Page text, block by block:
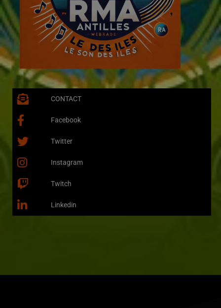
CONTACT
Facebook
Twitter
Instagram
Twitch
Linkedin